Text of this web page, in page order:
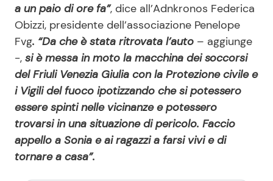
a un paio di ore fa”, dice all’Adnkronos Federica
Obizzi, presidente dell’associazione Penelope
Fvg. “Da che è stata ritrovata l’auto – aggiunge
-, si è messa in moto la macchina dei soccorsi
del Friuli Venezia Giulia con la Protezione civile e
i Vigili del fuoco ipotizzando che si potessero
essere spinti nelle vicinanze e potessero
trovarsi in una situazione di pericolo. Faccio
appello a Sonia e ai ragazzi a farsi vivi e di
tornare a casa”.